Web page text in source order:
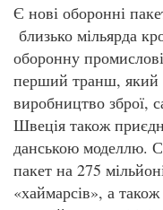
Є нові оборонні
близько мільярда
оборонну
перший транш, який
виробництво зброї,
Швеція також
данською моделлю.
пакет на 275
«хаймарсів», а